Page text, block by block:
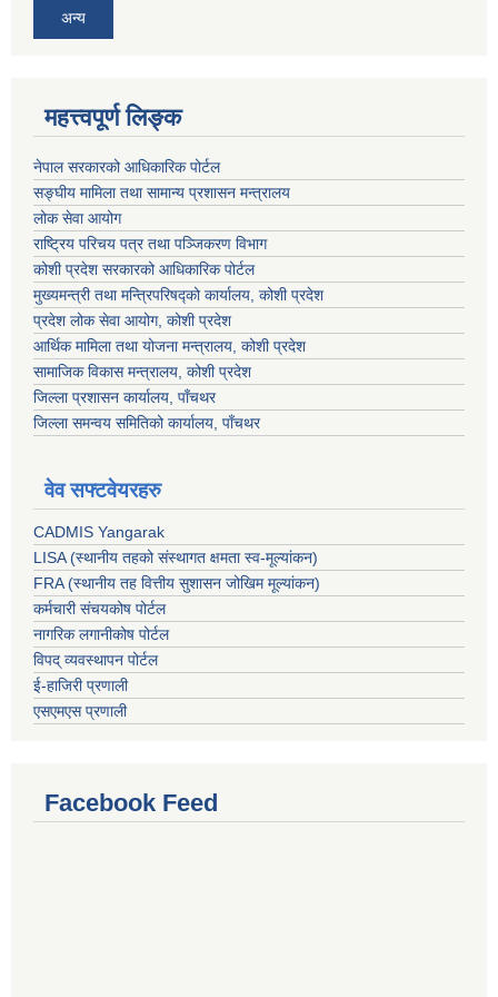
अन्य
महत्त्वपूर्ण लिङ्क
नेपाल सरकारको आधिकारिक पोर्टल
सङ्‍घीय मामिला तथा सामान्य प्रशासन मन्त्रालय
लोक सेवा आयोग
राष्ट्रिय परिचय पत्र तथा पञ्जिकरण विभाग
कोशी प्रदेश सरकारको आधिकारिक पोर्टल
मुख्यमन्त्री तथा मन्त्रिपरिषद्को कार्यालय, कोशी प्रदेश
प्रदेश लोक सेवा आयोग, कोशी प्रदेश
आर्थिक मामिला तथा योजना मन्त्रालय, कोशी प्रदेश
सामाजिक विकास मन्त्रालय, कोशी प्रदेश
जिल्ला प्रशासन कार्यालय, पाँचथर
जिल्ला समन्वय समितिको कार्यालय, पाँचथर
वेव सफ्टवेयरहरु
CADMIS Yangarak
LISA (स्थानीय तहको संस्थागत क्षमता स्व-मूल्यांकन)
FRA (स्थानीय तह वित्तीय सुशासन जोखिम मूल्यांकन)
कर्मचारी संचयकोष पोर्टल
नागरिक लगानीकोष पोर्टल
विपद् व्यवस्थापन पोर्टल
ई-हाजिरी प्रणाली
एसएमएस प्रणाली
Facebook Feed